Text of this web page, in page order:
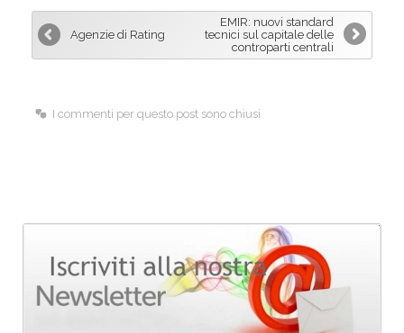
b
o
o
e
d
I
l
Agenzie di Rating
EMIR: nuovi standard
tecnici sul capitale delle
controparti centrali
I commenti per questo post sono chiusi